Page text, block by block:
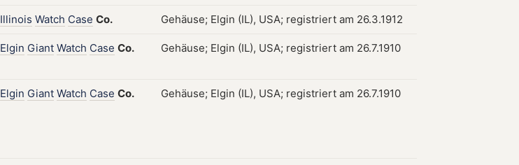
Illinois Watch Case Co. Gehäuse; Elgin (IL), USA; registriert am 26.3.1912
Elgin Giant Watch Case Co. Gehäuse; Elgin (IL), USA; registriert am 26.7.1910
Elgin Giant Watch Case Co. Gehäuse; Elgin (IL), USA; registriert am 26.7.1910